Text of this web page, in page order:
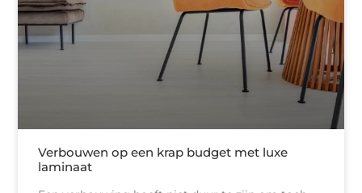
Verbouwen op een krap budget met luxe
laminaat